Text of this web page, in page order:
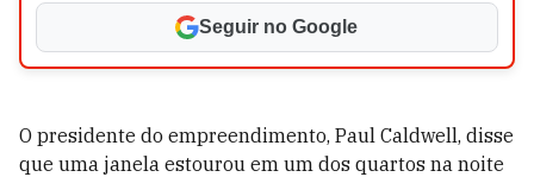
Seguir no Google
O presidente do empreendimento, Paul Caldwell, disse
que uma janela estourou em um dos quartos na noite